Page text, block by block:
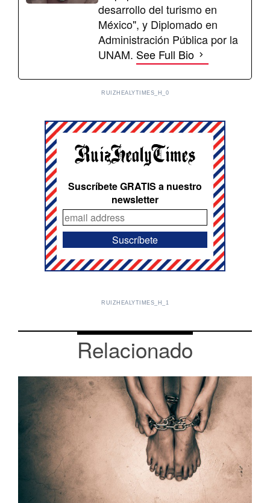
desarrollo del turismo en
México", y Diplomado en
Administración Pública por la
UNAM. See Full Bio
RUIZHEALYTIMES_H_0
Suscríbete GRATIS a nuestro
newsletter
RUIZHEALYTIMES_H_1
Relacionado